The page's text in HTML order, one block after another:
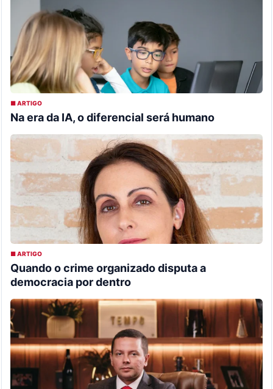
■ ARTIGO
Na era da IA, o diferencial será humano
■ ARTIGO
Quando o crime organizado disputa a
democracia por dentro